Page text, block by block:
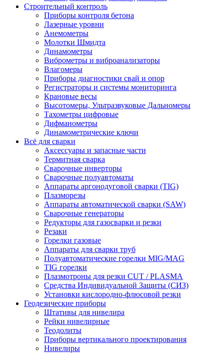
Строительный контроль
Приборы контроля бетона
Лазерные уровни
Анемометры
Молотки Шмидта
Динамометры
Виброметры и виброанализаторы
Влагомеры
Приборы диагностики свай и опор
Регистраторы и системы мониторинга
Крановые весы
Высотомеры, Ультразвуковые Дальномеры
Тахометры цифровые
Дифманометры
Динамометрические ключи
Всё для сварки
Аксессуары и запасные части
Термитная сварка
Сварочные инверторы
Сварочные полуавтоматы
Аппараты аргонодуговой сварки (TIG)
Плазморезы
Аппараты автоматической сварки (SAW)
Сварочные генераторы
Редукторы для газосварки и резки
Резаки
Горелки газовые
Аппараты для сварки труб
Полуавтоматические горелки MIG/MAG
TIG горелки
Плазмотроны для резки CUT / PLASMA
Средства Индивидуальной Защиты (СИЗ)
Установки кислородно-флюсовой резки
Геодезические приборы
Штативы для нивелира
Рейки нивелирные
Теодолиты
Приборы вертикального проектирования
Нивелиры